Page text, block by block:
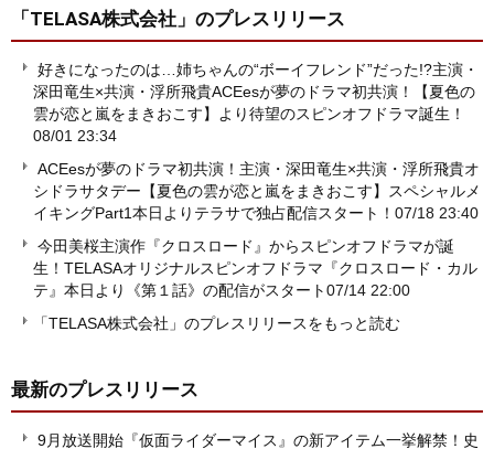
「TELASA株式会社」 のプレスリリース
好きになったのは…姉ちゃんの“ボーイフレンド”だった!?主演・
深田竜生×共演・浮所飛貴ACEesが夢のドラマ初共演！【夏色の
雲が恋と嵐をまきおこす】より待望のスピンオフドラマ誕生！
08/01 23:34
ACEesが夢のドラマ初共演！主演・深田竜生×共演・浮所飛貴オ
シドラサタデー【夏色の雲が恋と嵐をまきおこす】スペシャルメ
イキングPart1本日よりテラサで独占配信スタート！ 07/18 23:40
今田美桜主演作『クロスロード』からスピンオフドラマが誕
生！TELASAオリジナルスピンオフドラマ『クロスロード・カル
テ』本日より《第１話》の配信がスタート07/14 22:00
「TELASA株式会社」のプレスリリースをもっと読む
最新のプレスリリース
9月放送開始『仮面ライダーマイス』の新アイテム一挙解禁！史